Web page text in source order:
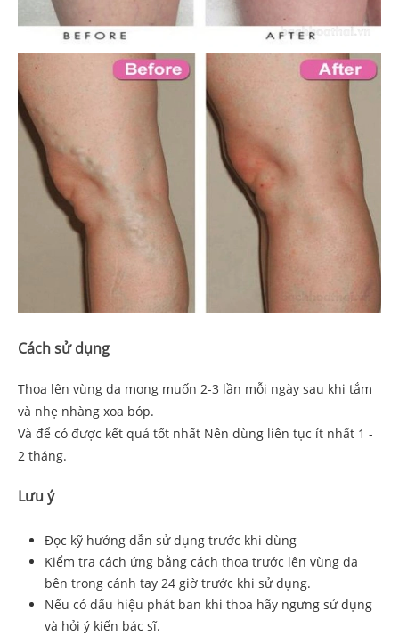
Cách sử dụng
Thoa lên vùng da mong muốn 2-3 lần mỗi ngày sau khi tắm
và nhẹ nhàng xoa bóp.
Và để có được kết quả tốt nhất Nên dùng liên tục ít nhất 1 -
2 tháng.
Lưu ý
Đọc kỹ hướng dẫn sử dụng trước khi dùng
Kiểm tra cách ứng bằng cách thoa trước lên vùng da
bên trong cánh tay 24 giờ trước khi sử dụng.
Nếu có dấu hiệu phát ban khi thoa hãy ngưng sử dụng
và hỏi ý kiến bác sĩ.